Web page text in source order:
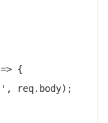
{
req.body);